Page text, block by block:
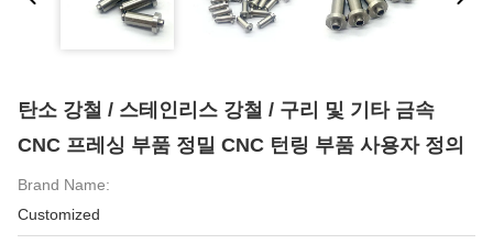
탄소 강철 / 스테인리스 강철 / 구리 및 기타 금속
CNC 프레싱 부품 정밀 CNC 턴링 부품 사용자 정의
Brand Name:
Customized